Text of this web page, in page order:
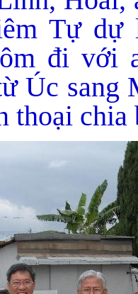
Tự dự
đi với
Úc sang
thoại chia